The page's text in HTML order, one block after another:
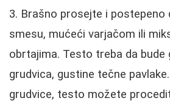
Brašno prosejte i postepeno
smesu, mućeći varjačom ili
obrtajima. Testo treba da bude
grudvica, gustine tečne
grudvice, testo možete